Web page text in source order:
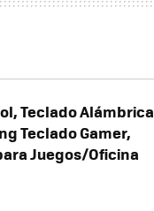
Teclado Alámbrica
Teclado Gamer,
Juegos/Oficina